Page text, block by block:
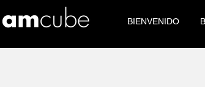
BIENVENIDO